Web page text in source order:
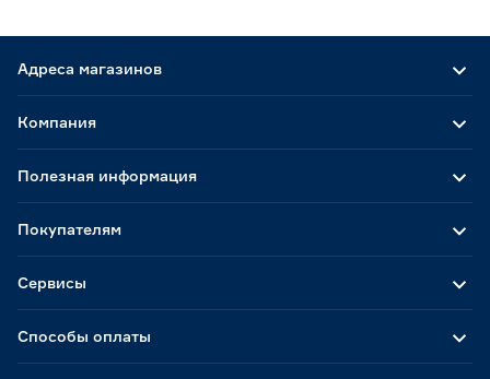
Адреса магазинов
Способы оплаты
Компания
Полезная информация
Покупателям
Сервисы